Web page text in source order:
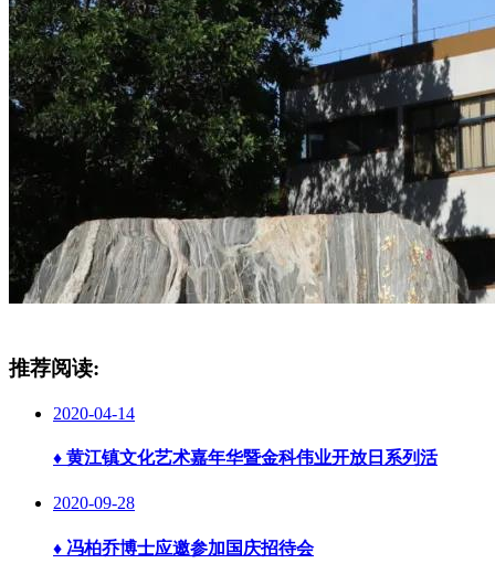
推荐阅读:
2020-04-14
♦ 黄江镇文化艺术嘉年华暨金科伟业开放日系列活
2020-09-28
♦ 冯柏乔博士应邀参加国庆招待会